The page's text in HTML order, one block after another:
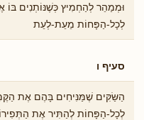
וּמְמַהֵר לְהַחְמִיץ כְּשֶׁנּוֹתְנִים
לְכָל-הַפָּחוֹת מֵעֵת-לְעֵת
סעיף ו
הַשַּׂקִּים שֶׁמַּנִּיחִים בָּהֶם אֶת
לְכָל-הַפָּחוֹת לְהַתִּיר אֶת